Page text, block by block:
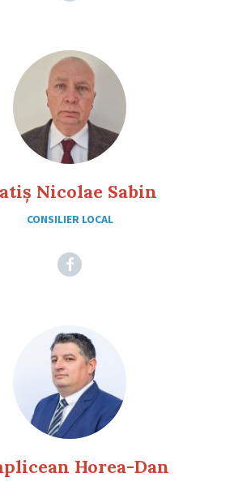
Nicolae Sabin
CONSILIER LOCAL
Facebook
Horea-Dan